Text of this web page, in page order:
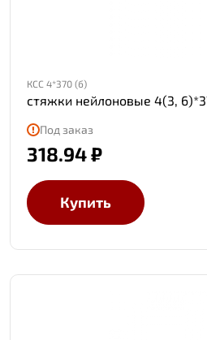
КСС 4*370 (б)
стяжки нейлоновые 4(3,
Под заказ
318.94 ₽
Купить